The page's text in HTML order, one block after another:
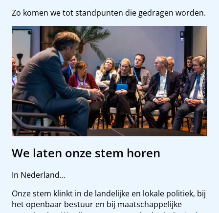
Zo komen we tot standpunten die gedragen worden.
We laten onze stem horen
In Nederland…
Onze stem klinkt in de landelijke en lokale politiek, bij
het openbaar bestuur en bij maatschappelijke